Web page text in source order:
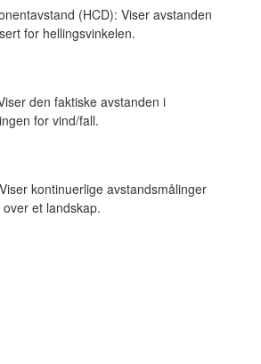
(HCD): Viser avstanden
for hellingsvinkelen.
den faktiske avstanden i
for vind/fall.
kontinuerlige avstandsmålinger
et landskap.